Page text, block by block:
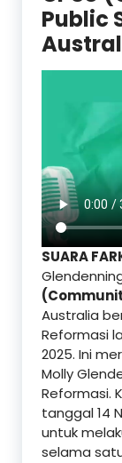
Public
SUARA
Australia
Reformasi
2025. Ini
Molly
Reformasi.
tanggal 14
untuk
selama